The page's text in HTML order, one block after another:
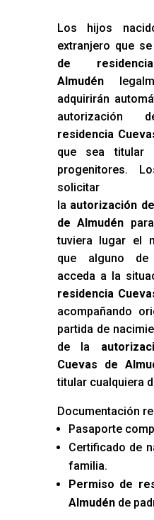
Los hijos
extranjero que
de
Almudén
adquirirán
autorización
residencia
que sea titular
progenitores.
solicitar
la autorización
de Almudén
tuviera lugar el
que alguno de
acceda a la
residencia
acompañando
partida de
de la
Cuevas de
titular cualquiera
Documentación
Pasaporte
Certificado de
familia.
Permiso de
Almudénde